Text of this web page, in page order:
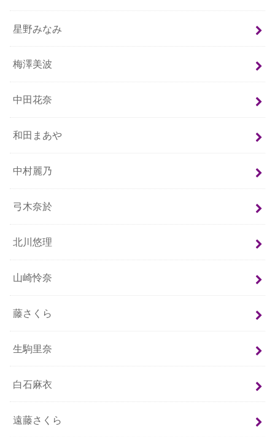
星野みなみ
梅澤美波
中田花奈
和田まあや
中村麗乃
弓木奈於
北川悠理
山崎怜奈
藤さくら
生駒里奈
白石麻衣
遠藤さくら